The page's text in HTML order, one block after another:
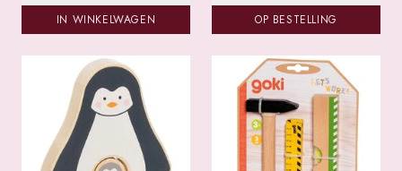
IN WINKELWAGEN
OP BESTELLING